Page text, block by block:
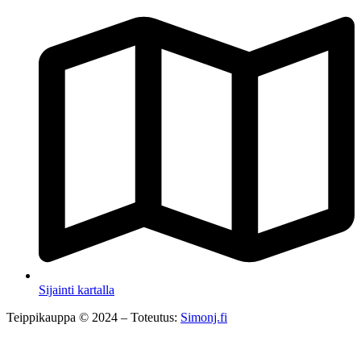
Sijainti kartalla
Teippikauppa © 2024 – Toteutus: Simonj.fi